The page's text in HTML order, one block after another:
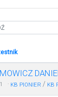
· KB PIONIER / KB